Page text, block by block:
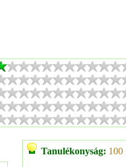
Tanulékonyság: 100